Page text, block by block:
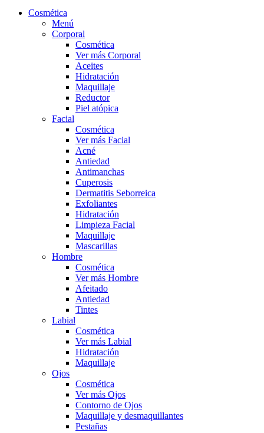
Cosmética
Menú
Corporal
Cosmética
Ver más Corporal
Aceites
Hidratación
Maquillaje
Reductor
Piel atópica
Facial
Cosmética
Ver más Facial
Acné
Antiedad
Antimanchas
Cuperosis
Dermatitis Seborreica
Exfoliantes
Hidratación
Limpieza Facial
Maquillaje
Mascarillas
Hombre
Cosmética
Ver más Hombre
Afeitado
Antiedad
Tintes
Labial
Cosmética
Ver más Labial
Hidratación
Maquillaje
Ojos
Cosmética
Ver más Ojos
Contorno de Ojos
Maquillaje y desmaquillantes
Pestañas